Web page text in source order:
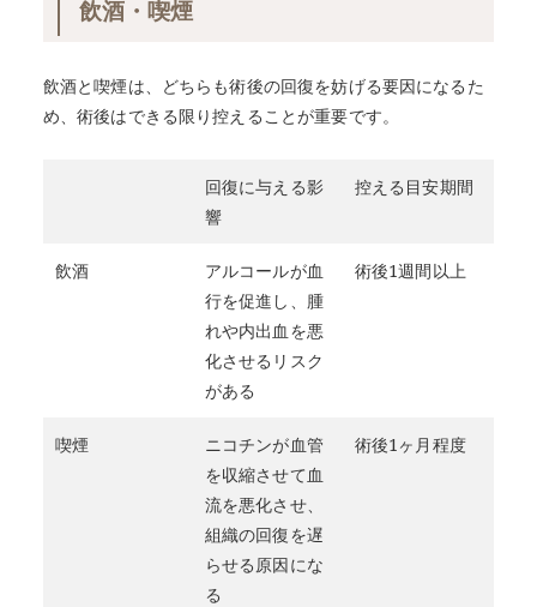
飲酒・喫煙
飲酒と喫煙は、どちらも術後の回復を妨げる要因になるた
め、術後はできる限り控えることが重要です。
回復に与える影
響
控える目安期間
飲酒
アルコールが血
行を促進し、腫
れや内出血を悪
化させるリスク
がある
術後1週間以上
喫煙
ニコチンが血管
を収縮させて血
流を悪化させ、
組織の回復を遅
らせる原因にな
る
術後1ヶ月程度